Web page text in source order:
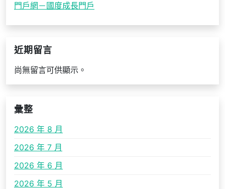
門戶網－國度成長門戶
近期留言
尚無留言可供顯示。
彙整
2026 年 8 月
2026 年 7 月
2026 年 6 月
2026 年 5 月